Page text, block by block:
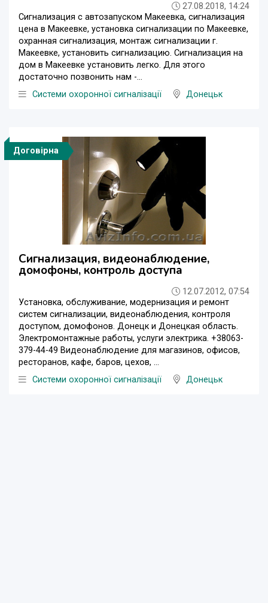
27.08.2018, 14:24
Сигнализация с автозапуском Макеевка, сигнализация
цена в Макеевке, установка сигнализации по Макеевке,
охранная сигнализация, монтаж сигнализации г.
Макеевке, установить сигнализацию. Сигнализация на
дом в Макеевке установить легко. Для этого
достаточно позвонить нам -...
Системи охоронної сигналізації
Донецьк
Договірна
Сигнализация, видеонаблюдение,
домофоны, контроль доступа
12.07.2012, 07:54
Установка, обслуживание, модернизация и ремонт
систем сигнализации, видеонаблюдения, контроля
доступом, домофонов. Донецк и Донецкая область.
Электромонтажные работы, услуги электрика. +38063-
379-44-49 Видеонаблюдение для магазинов, офисов,
ресторанов, кафе, баров, цехов, ...
Системи охоронної сигналізації
Донецьк